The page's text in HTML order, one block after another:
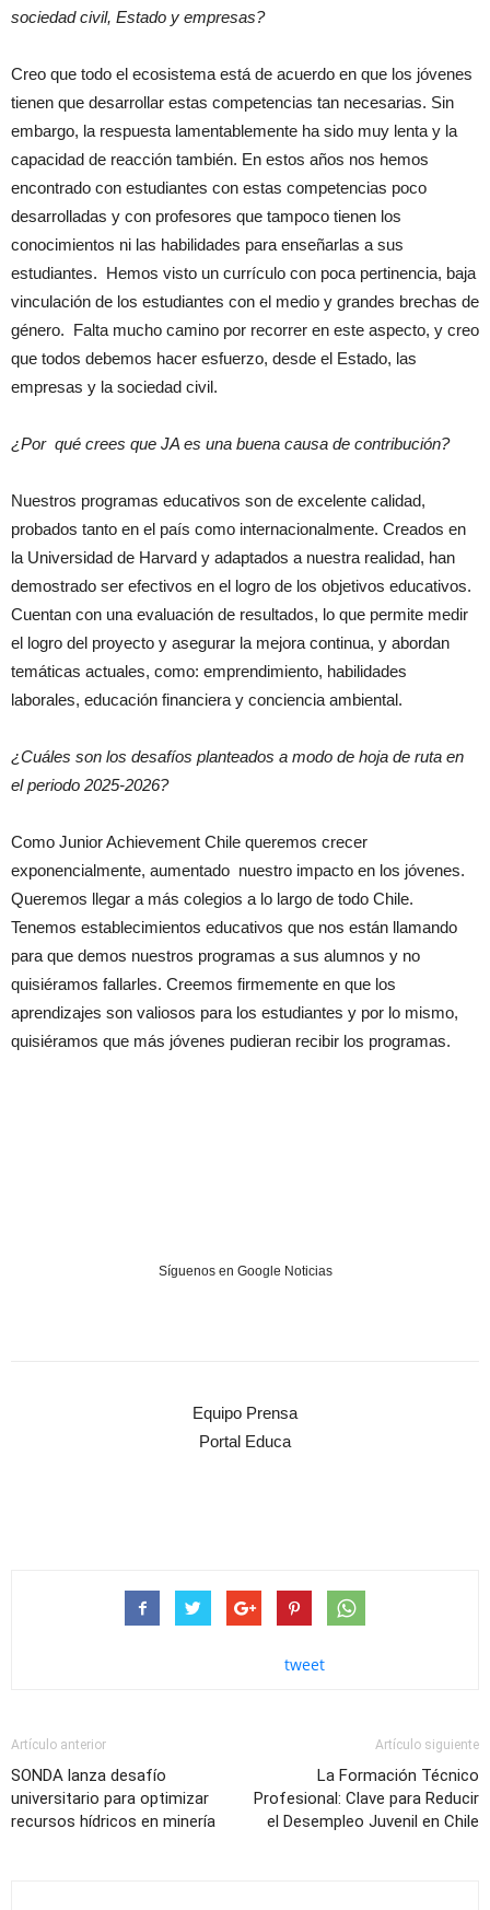
sociedad civil, Estado y empresas?
Creo que todo el ecosistema está de acuerdo en que los jóvenes
tienen que desarrollar estas competencias tan necesarias. Sin
embargo, la respuesta lamentablemente ha sido muy lenta y la
capacidad de reacción también. En estos años nos hemos
encontrado con estudiantes con estas competencias poco
desarrolladas y con profesores que tampoco tienen los
conocimientos ni las habilidades para enseñarlas a sus
estudiantes. Hemos visto un currículo con poca pertinencia, baja
vinculación de los estudiantes con el medio y grandes brechas de
género. Falta mucho camino por recorrer en este aspecto, y creo
que todos debemos hacer esfuerzo, desde el Estado, las
empresas y la sociedad civil.
¿Por qué crees que JA es una buena causa de contribución?
Nuestros programas educativos son de excelente calidad,
probados tanto en el país como internacionalmente. Creados en
la Universidad de Harvard y adaptados a nuestra realidad, han
demostrado ser efectivos en el logro de los objetivos educativos.
Cuentan con una evaluación de resultados, lo que permite medir
el logro del proyecto y asegurar la mejora continua, y abordan
temáticas actuales, como: emprendimiento, habilidades
laborales, educación financiera y conciencia ambiental.
¿Cuáles son los desafíos planteados a modo de hoja de ruta en
el periodo 2025-2026?
Como Junior Achievement Chile queremos crecer
exponencialmente, aumentado nuestro impacto en los jóvenes.
Queremos llegar a más colegios a lo largo de todo Chile.
Tenemos establecimientos educativos que nos están llamando
para que demos nuestros programas a sus alumnos y no
quisiéramos fallarles. Creemos firmemente en que los
aprendizajes son valiosos para los estudiantes y por lo mismo,
quisiéramos que más jóvenes pudieran recibir los programas.
Síguenos en Google Noticias
Equipo Prensa
Portal Educa
tweet
Artículo anterior
SONDA lanza desafío
universitario para optimizar
recursos hídricos en minería
Artículo siguiente
La Formación Técnico
Profesional: Clave para Reducir
el Desempleo Juvenil en Chile